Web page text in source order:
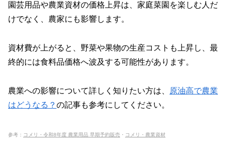
園芸用品や農業資材の価格上昇は、家庭菜園を楽しむ人だ
けでなく、農家にも影響します。
資材費が上がると、野菜や果物の生産コストも上昇し、最
終的には食料品価格へ波及する可能性があります。
農業への影響について詳しく知りたい方は、
原油高で農業
はどうなる？ の記事も参考にしてください。
参考： コメリ・令和8年度 農業用品 早期予約販売 ・ コメリ・農業資材